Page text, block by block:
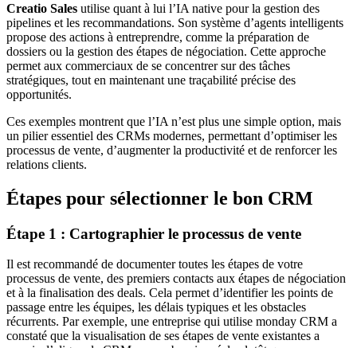
Creatio Sales utilise quant à lui l’IA native pour la gestion des
pipelines et les recommandations. Son système d’agents intelligents
propose des actions à entreprendre, comme la préparation de
dossiers ou la gestion des étapes de négociation. Cette approche
permet aux commerciaux de se concentrer sur des tâches
stratégiques, tout en maintenant une traçabilité précise des
opportunités.
Ces exemples montrent que l’IA n’est plus une simple option, mais
un pilier essentiel des CRMs modernes, permettant d’optimiser les
processus de vente, d’augmenter la productivité et de renforcer les
relations clients.
Étapes pour sélectionner le bon CRM
Étape 1 : Cartographier le processus de vente
Il est recommandé de documenter toutes les étapes de votre
processus de vente, des premiers contacts aux étapes de négociation
et à la finalisation des deals. Cela permet d’identifier les points de
passage entre les équipes, les délais typiques et les obstacles
récurrents. Par exemple, une entreprise qui utilise monday CRM a
constaté que la visualisation de ses étapes de vente existantes a